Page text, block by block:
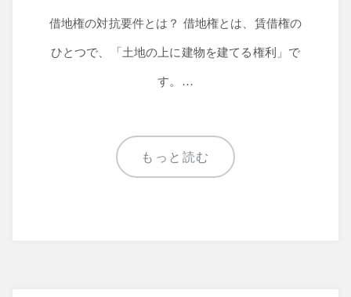
借地権の対抗要件とは？ 借地権とは、賃借権の
ひとつで、「土地の上に建物を建てる権利」で
す。…
もっと読む